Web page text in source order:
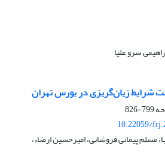
سرو علیا
شرایط زیان‌‌گریزی در بورس تهران
799-826
10.22059/
مسلم پیمانی فروشانی، امیرحسین ارضاء،